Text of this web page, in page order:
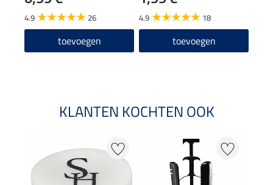
4.9 26
toevoegen
4.9 18
toevoegen
KLANTEN KOCHTEN OOK